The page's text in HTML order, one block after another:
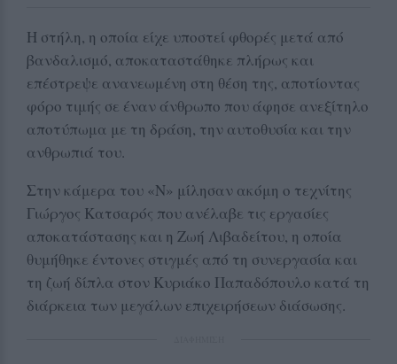
Η στήλη, η οποία είχε υποστεί φθορές μετά από
βανδαλισμό, αποκαταστάθηκε πλήρως και
επέστρεψε ανανεωμένη στη θέση της, αποτίοντας
φόρο τιμής σε έναν άνθρωπο που άφησε ανεξίτηλο
αποτύπωμα με τη δράση, την αυτοθυσία και την
ανθρωπιά του.
Στην κάμερα του «Ν» μίλησαν ακόμη ο τεχνίτης
Γιώργος Κατσαρός που ανέλαβε τις εργασίες
αποκατάστασης και η Ζωή Λιβαδείτου, η οποία
θυμήθηκε έντονες στιγμές από τη συνεργασία και
τη ζωή δίπλα στον Κυριάκο Παπαδόπουλο κατά τη
διάρκεια των μεγάλων επιχειρήσεων διάσωσης.